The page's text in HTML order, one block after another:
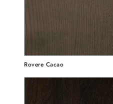
Rovere Cacao